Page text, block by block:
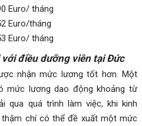
Euro/ tháng
Euro/tháng
Euro/ tháng
điều dưỡng viên tại Đức
nhận mức lương tốt hơn. Một
mức lương dao động khoảng từ
qua quá trình làm việc, khi kinh
thậm chí có thể đề xuất một mức